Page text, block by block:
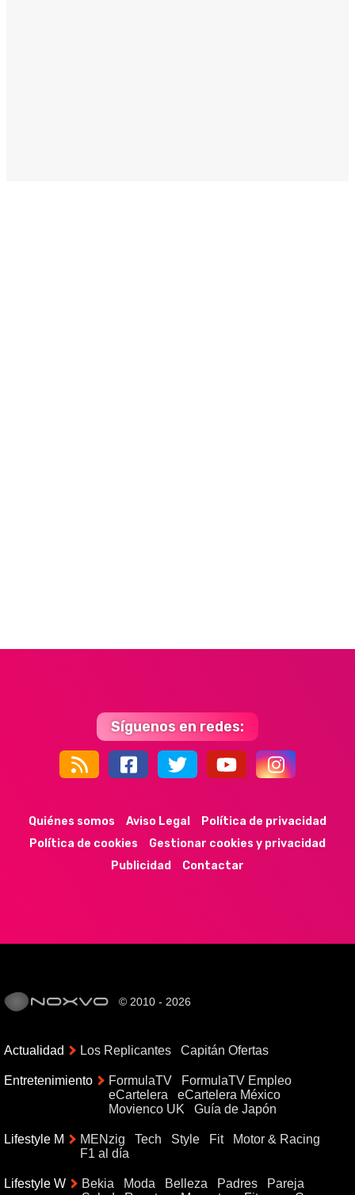
Síguenos en redes:
44k 9k 35k 352
Quiénes somos Aviso Legal
Política de privacidad
Política de cookies
Gestionar cookies y privacidad
Publicidad
Contactar
© 2010 - 2026
Actualidad Los Replicantes Capitán Ofertas
Entretenimiento FormulaTV
FormulaTV Empleo
eCartelera
eCartelera México
Movienco UK
Guía de Japón
Lifestyle M MENzig Tech Style Fit
Motor & Racing
F1 al día
Lifestyle W Bekia Moda Belleza Padres
Pareja